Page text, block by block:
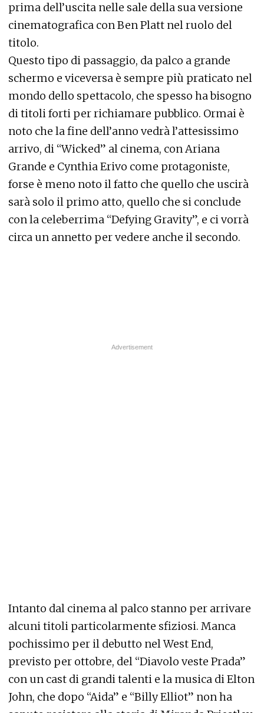
prima dell’uscita nelle sale della sua versione
cinematografica con Ben Platt nel ruolo del
titolo.
Questo tipo di passaggio, da palco a grande
schermo e viceversa è sempre più praticato nel
mondo dello spettacolo, che spesso ha bisogno
di titoli forti per richiamare pubblico. Ormai è
noto che la fine dell’anno vedrà l’attesissimo
arrivo, di “Wicked” al cinema, con Ariana
Grande e Cynthia Erivo come protagoniste,
forse è meno noto il fatto che quello che uscirà
sarà solo il primo atto, quello che si conclude
con la celeberrima “Defying Gravity”, e ci vorrà
circa un annetto per vedere anche il secondo.
Intanto dal cinema al palco stanno per arrivare
alcuni titoli particolarmente sfiziosi. Manca
pochissimo per il debutto nel West End,
previsto per ottobre, del “Diavolo veste Prada”
con un cast di grandi talenti e la musica di Elton
John, che dopo “Aida” e “Billy Elliot” non ha